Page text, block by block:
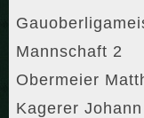
Mannschaft 2
Obermeier
Kagerer Johann